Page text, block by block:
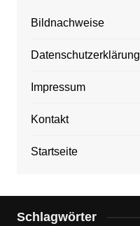
Bildnachweise
Datenschutzerklärung
Impressum
Kontakt
Startseite
Schlagwörter